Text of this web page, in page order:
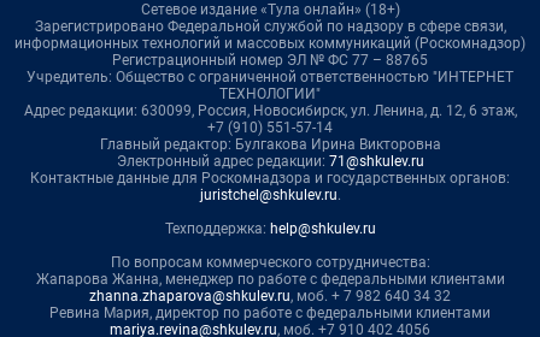
Сетевое издание «Тула онлайн» (18+)
Зарегистрировано Федеральной службой по надзору в сфере связи,
информационных технологий и массовых коммуникаций (Роскомнадзор)
Регистрационный номер ЭЛ № ФС 77 – 88765
Учредитель: Общество с ограниченной ответственностью "ИНТЕРНЕТ
ТЕХНОЛОГИИ"
Адрес редакции: 630099, Россия, Новосибирск, ул. Ленина, д. 12, 6 этаж,
+7 (910) 551-57-14
Главный редактор: Булгакова Ирина Викторовна
Электронный адрес редакции: 71@shkulev.ru
Контактные данные для Роскомнадзора и государственных органов:
juristchel@shkulev.ru.
Техподдержка: help@shkulev.ru
По вопросам коммерческого сотрудничества:
Жапарова Жанна, менеджер по работе с федеральными клиентами
zhanna.zhaparova@shkulev.ru, моб. + 7 982 640 34 32
Ревина Мария, директор по работе с федеральными клиентами
mariya.revina@shkulev.ru, моб. +7 910 402 4056